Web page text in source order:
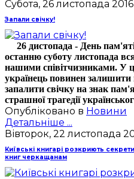
Субота, 26 листопада
Запали свічку!
26 дистопада - День
останню суботу листопада
нашими співітчизниками. У
українець повинен залишити
запалити свічку на знак
страшної трагедії
Опубліковано в Новини
Детальніше ...
Вівторок, 22 листопада
Київські книгарі розкриють
книг черкащанам